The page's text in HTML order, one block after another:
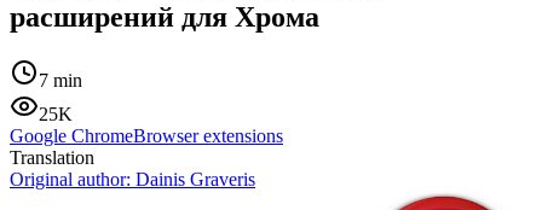
расширений для Хрома
7 min
25K
Google ChromeBrowser extensions
Translation
Original author: Dainis Graveris